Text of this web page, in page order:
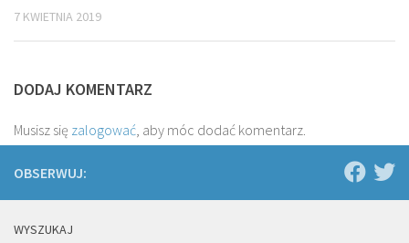
7 KWIETNIA 2019
DODAJ KOMENTARZ
Musisz się zalogować, aby móc dodać komentarz.
OBSERWUJ:
WYSZUKAJ